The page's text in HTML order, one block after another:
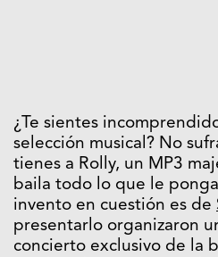
¿Te sientes
selección musical? No
tienes a Rolly, un MP3
baila todo lo que le
invento en cuestión es de
presentarlo organizaron
concierto exclusivo de la